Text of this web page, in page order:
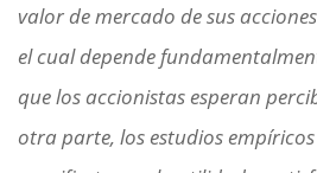
valor de mercado de sus
el cual depende
que los accionistas esperan
otra parte, los estudios